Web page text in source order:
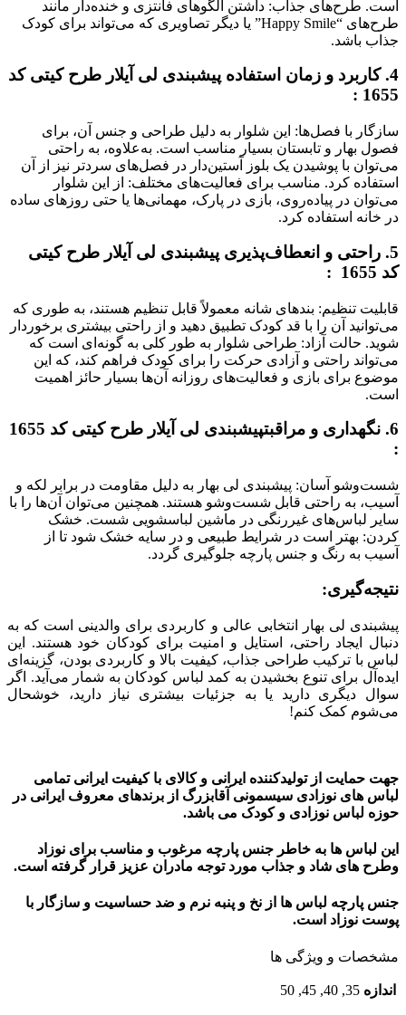
است. طرح‌های جذاب: داشتن الگوهای فانتزی و خنده‌دار مانند
طرح‌های “Happy Smile” یا دیگر تصاویری که می‌تواند برای کودک
جذاب باشد.
4. کاربرد و زمان استفاده پیشبندی لی آیلار طرح کیتی کد
1655 :
سازگار با فصل‌ها: این شلوار به دلیل طراحی و جنس آن، برای
فصول بهار و تابستان بسیار مناسب است. به‌علاوه، به راحتی
می‌توان با پوشیدن یک بلوز آستین‌دار در فصل‌های سردتر نیز از آن
استفاده کرد. مناسب برای فعالیت‌های مختلف: از این شلوار
می‌توان در پیاده‌روی، بازی در پارک، مهمانی‌ها یا حتی روزهای ساده
در خانه استفاده کرد.
5. راحتی و انعطاف‌پذیری پیشبندی لی آیلار طرح کیتی
کد 1655 :
قابلیت تنظیم: بندهای شانه معمولاً قابل تنظیم هستند، به طوری که
می‌توانید آن را با قد کودک تطبیق دهید و از راحتی بیشتری برخوردار
شوید. حالت آزاد: طراحی شلوار به طور کلی به گونه‌ای است که
می‌تواند راحتی و آزادی حرکت را برای کودک فراهم کند، که این
موضوع برای بازی و فعالیت‌های روزانه آن‌ها بسیار حائز اهمیت
است.
6. نگهداری و مراقبتپیشبندی لی آیلار طرح کیتی کد 1655
:
شست‌وشو آسان: پیشبندی لی بهار به دلیل مقاومت در برابر لکه و
آسیب، به راحتی قابل شست‌وشو هستند. همچنین می‌توان آن‌ها را با
سایر لباس‌های غیررنگی در ماشین لباسشویی شست. خشک
کردن: بهتر است در شرایط طبیعی و در سایه خشک شود تا از
آسیب به رنگ و جنس پارچه جلوگیری گردد.
نتیجه‌گیری:
پیشبندی لی بهار انتخابی عالی و کاربردی برای والدینی است که به
دنبال ایجاد راحتی، استایل و امنیت برای کودکان خود هستند. این
لباس با ترکیب طراحی جذاب، کیفیت بالا و کاربردی بودن، گزینه‌ای
ایده‌آل برای تنوع بخشیدن به کمد لباس کودکان به شمار می‌آید. اگر
سوال دیگری دارید یا به جزئیات بیشتری نیاز دارید، خوشحال
می‌شوم کمک کنم!
جهت حمایت از تولیدکننده ایرانی و کالای با کیفیت ایرانی تمامی
لباس های نوزادی سیسمونی آقابزرگ از برندهای معروف ایرانی در
حوزه لباس نوزادی و کودک می باشد.
این لباس ها به خاطر جنس پارچه مرغوب و مناسب برای نوزاد
وطرح های شاد و جذاب مورد توجه مادران عزیز قرار گرفته است.
جنس پارچه لباس ها از نخ و پنبه نرم و ضد حساسیت و سازگار با
پوست نوزاد است.
مشخصات و ویژگی ها
اندازه 35, 40, 45, 50